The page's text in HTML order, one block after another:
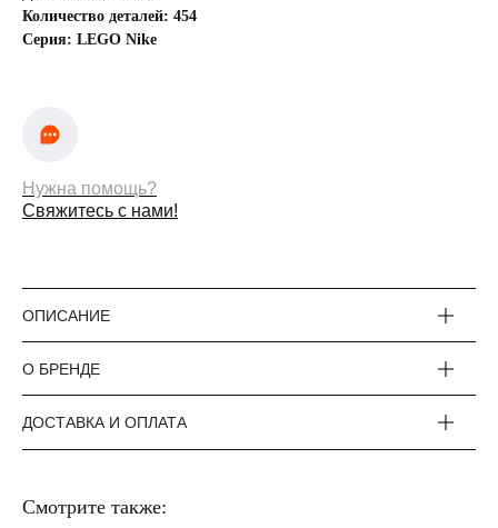
Количество деталей: 454
Серия: LEGO Nike
Нужна помощь?
Свяжитесь с нами!
ОПИСАНИЕ
О БРЕНДЕ
ДОСТАВКА И ОПЛАТА
Смотрите также: